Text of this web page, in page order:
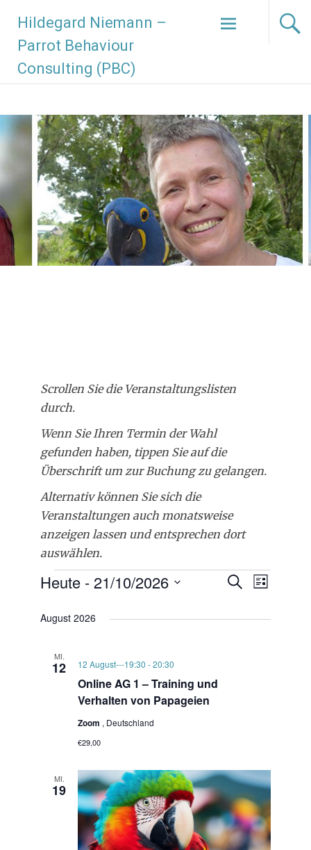
Inhalt
springen
Hildegard Niemann –
Parrot Behaviour
Consulting (PBC)
Scrollen Sie die Veranstaltungslisten
durch.
Wenn Sie Ihren Termin der Wahl
gefunden haben, tippen Sie auf die
Überschrift um zur Buchung zu gelangen.
Alternativ können Sie sich die
Veranstaltungen auch monatsweise
anzeigen lassen und entsprechen dort
auswählen.
Veranstaltungen SucheListe
Heute - 21/10/2026
wählen.
August 2026
MI.
12
Online AG 1 – Training und
Verhalten von Papageien
12 August---19:30 -20:30
Zoom , Deutschland
€29,00
MI.
19